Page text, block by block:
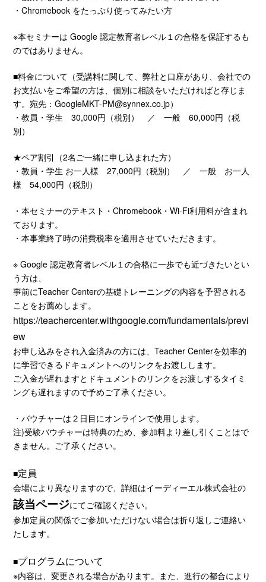
・Chromebook をたっぷり使ってみたい方
※本セミナーは Google 認定教育者レベル１の合格を保証するも
のではありません。
■料金について（受講料に関して、弊社と口座があり、会社での
お支払いをご希望の方は、個別に相談をいただければと存じま
す。宛先：GoogleMKT-PM@synnex.co.jp）
・教員・学生 30,000円（税別） ／ 一般 60,000円（税
別）
★ペア割引（2名ご一緒に申し込まれた方）
・教員・学生 お一人様 27,000円（税別） ／ 一般 お一人
様 54,000円（税別）
・本セミナーのテキスト・Chromebook・Wi-Fi利用料が含まれ
ております。
・本事業終了時の消費税率を適用させていただきます。
※ Google 認定教育者レベル１の合格に一歩でも近づきたいとい
う方は、
事前にTeacher Centerの基礎トレーニングの内容を予習される
ことをお薦めします。
https://teachercenter.withgoogle.com/fundamentals/previ
ew
お申し込みをされ入金済みの方には、Teacher Centerを効率的
に学習できるドキュメントへのリンクをお渡しします。
ご入金が遅れますとドキュメントのリンクをお渡しするタイミ
ングも遅れますので予めご了承ください。
・バウチャーは２日目にオンラインで使用します。
注)受験バウチャーは特典のため、参加料より差し引くことはで
きません。ご了承ください。
■定員
会場により異なりますので、詳細はイーディーエル株式会社の
該当ページにてご確認ください。
参加定員の関係でご参加いただけない場合は折り返しご連絡い
たします。
■プログラムについて
※内容は、変更される場合があります。また、進行の都合により